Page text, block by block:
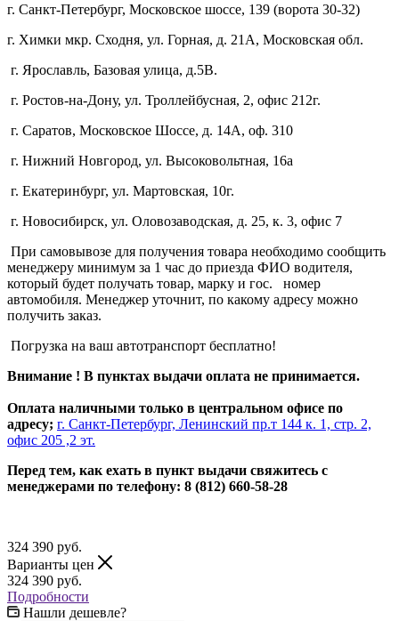
г. Санкт-Петербург, Московское шоссе, 139 (ворота 30-32)
г. Химки мкр. Сходня, ул. Горная, д. 21А, Московская обл.
г. Ярославль, Базовая улица, д.5В.
г. Ростов-на-Дону, ул. Троллейбусная, 2, офис 212г.
г. Саратов, Московское Шоссе, д. 14А, оф. 310
г. Нижний Новгород, ул. Высоковольтная, 16а
г. Екатеринбург, ул. Мартовская, 10г.
г. Новосибирск, ул. Оловозаводская, д. 25, к. 3, офис 7
При самовывозе для получения товара необходимо сообщить
менеджеру минимум за 1 час до приезда ФИО водителя,
который будет получать товар, марку и гос. номер
автомобиля. Менеджер уточнит, по какому адресу можно
получить заказ.
Погрузка на ваш автотранспорт бесплатно!
Внимание ! В пунктах выдачи оплата не принимается.
Оплата наличными только в центральном офисе по
адресу; г. Санкт-Петербург, Ленинский пр.т 144 к. 1, стр. 2,
офис 205 ,2 эт.
Перед тем, как ехать в пункт выдачи свяжитесь с
менеджерами по телефону: 8 (812) 660-58-28
324 390 руб.
Варианты цен
324 390 руб.
Подробности
Нашли дешевле?